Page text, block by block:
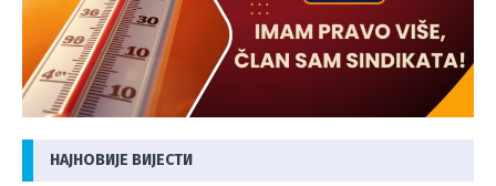
НАЈНОВИЈЕ ВИЈЕСТИ